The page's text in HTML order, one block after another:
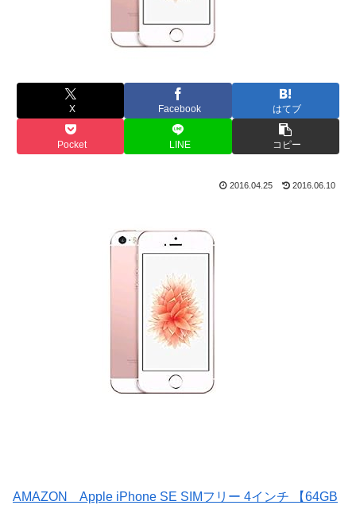
X Facebook はてブ
Pocket LINE コピー
2016.04.25 2016.06.10
AMAZON Apple iPhone SE SIMフリー 4インチ 【64GB